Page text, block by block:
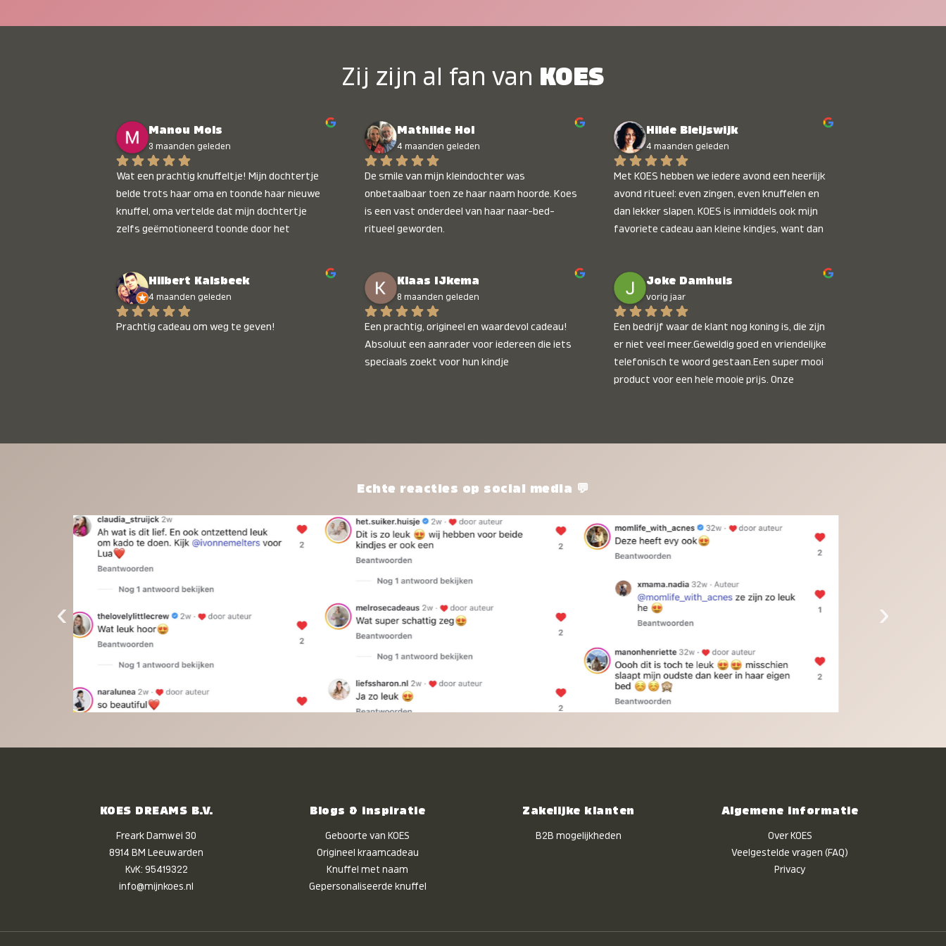
Zij zijn al fan van KOES
Manou Mols
3 maanden geleden
Wat een prachtig knuffeltje! Mijn dochtertje
belde trots haar oma en toonde haar nieuwe
knuffel, oma vertelde dat mijn dochtertje
zelfs geëmotioneerd toonde door het
Mathilde Hol
4 maanden geleden
De smile van mijn kleindochter was
onbetaalbaar toen ze haar naam hoorde. Koes
is een vast onderdeel van haar naar-bed-
ritueel geworden.
Hilde Bleijswijk
4 maanden geleden
Met KOES hebben we iedere avond een heerlijk
avond ritueel: even zingen, even knuffelen en
dan lekker slapen. KOES is inmiddels ook mijn
favoriete cadeau aan kleine kindjes, want dan
onbetaalbaar :)
Hilbert Kalsbeek
4 maanden geleden
Prachtig cadeau om weg te geven!
Klaas IJkema
8 maanden geleden
Een prachtig, origineel en waardevol cadeau!
Absoluut een aanrader voor iedereen die iets
speciaals zoekt voor hun kindje
Joke Damhuis
vorig jaar
Een bedrijf waar de klant nog koning is, die zijn
er niet veel meer.Geweldig goed en vriendelijke
telefonisch te woord gestaan.Een super mooi
product voor een hele mooie prijs. Onze
Echte reacties op social media 💬
‹ ›
KOES DREAMS B.V.
Freark Damwei 30
8914 BM Leeuwarden
KvK: 95419322
info@mijnkoes.nl
Blogs & inspiratie
Geboorte van KOES
Origineel kraamcadeau
Knuffel met naam
Gepersonaliseerde knuffel
Zakelijke klanten
B2B mogelijkheden
Algemene informatie
Over KOES
Veelgestelde vragen (FAQ)
Privacy